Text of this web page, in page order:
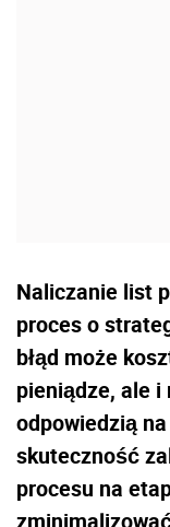
Naliczanie list
proces o
błąd może
pieniądze, ale
odpowiedzią
skuteczność
procesu na